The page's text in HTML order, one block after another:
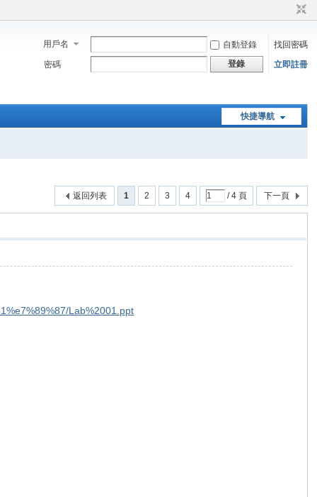
用戶名 自動登錄
找回密碼
密碼
登錄 立即註冊
快捷導航
1 2 3 4 / 4 頁 下一頁
返回列表
Lab%2001.ppt